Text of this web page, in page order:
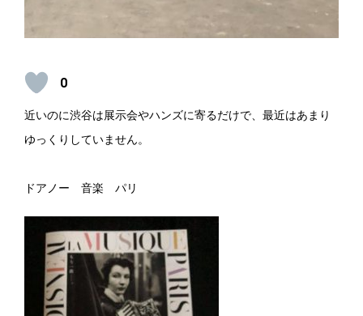
0
近いのに渋谷は展示会やハンズに寄るだけで、最近はあまり
ゆっくりしていません。
ドアノー 音楽 パリ